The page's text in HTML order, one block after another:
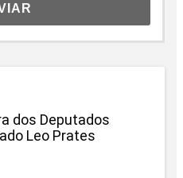
dos Deputados
Leo Prates